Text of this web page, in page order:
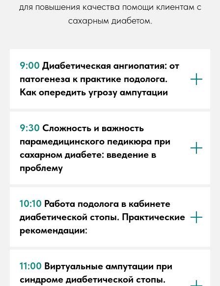
для повышения качества помощи клиентам с
сахарным диабетом.
9:00 Диабетическая ангиопатия: от
патогенеза к практике подолога.
Как опередить угрозу ампутации
9:30 Сложность и важность
парамедицинского педикюра при
сахарном диабете: введение в
проблему
10:10 Работа подолога в кабинете
диабетической стопы. Практические
рекомендации:
11:00 Виртуальные ампутации при
синдроме диабетической стопы.